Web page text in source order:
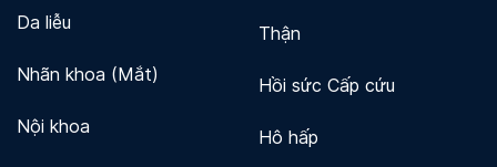
Da liễu
Nhãn khoa (Mắt)
Nội khoa
Thận
Hồi sức Cấp cứu
Hô hấp